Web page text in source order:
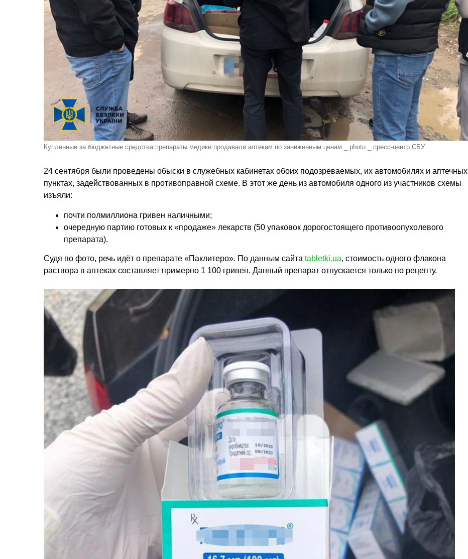
Купленные за бюджетные средства препараты медики продавали аптекам по заниженным ценам _ photo _ пресс-центр СБУ
24 сентября были проведены обыски в служебных кабинетах обоих подозреваемых, их автомобилях и аптечных
пунктах, задействованных в противоправной схеме. В этот же день из автомобиля одного из участников схемы
изъяли:
почти полмиллиона гривен наличными;
очередную партию готовых к «продаже» лекарств (50 упаковок дорогостоящего противоопухолевого
препарата).
Судя по фото, речь идёт о препарате «Паклитеро». По данным сайта tabletki.ua, стоимость одного флакона
раствора в аптеках составляет примерно 1 100 гривен. Данный препарат отпускается только по рецепту.